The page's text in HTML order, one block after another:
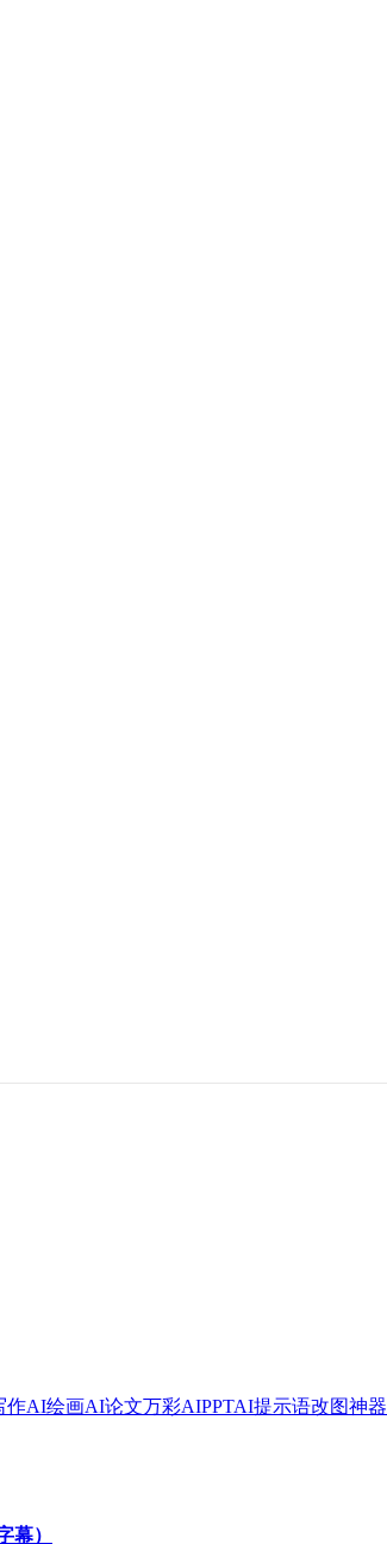
作AI绘画AI论文万彩AIPPTAI提示语改图神器
幕）